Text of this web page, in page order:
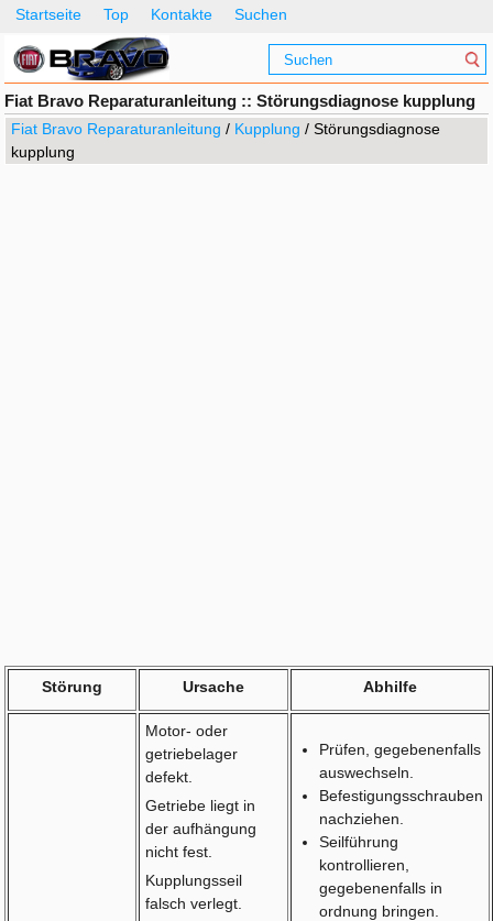
Startseite Top Kontakte Suchen
Fiat Bravo Reparaturanleitung :: Störungsdiagnose kupplung
Fiat Bravo Reparaturanleitung / Kupplung / Störungsdiagnose
kupplung
Störung Ursache Abhilfe
Motor- oder
getriebelager
defekt.
Getriebe liegt in
der aufhängung
nicht fest.
Kupplungsseil
falsch verlegt.
Prüfen, gegebenenfalls
auswechseln.
Befestigungsschrauben
nachziehen.
Seilführung
kontrollieren,
gegebenenfalls in
ordnung bringen.